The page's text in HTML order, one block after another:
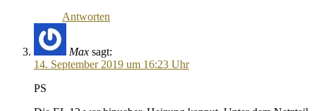
Antworten
Max sagt:
14. September 2019 um 16:23 Uhr
PS